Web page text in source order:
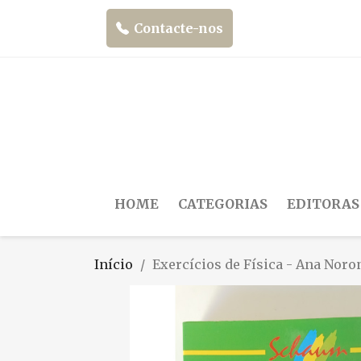
Contacte-nos
HOME CATEGORIAS EDITORAS
Início Exercícios de Física - Ana